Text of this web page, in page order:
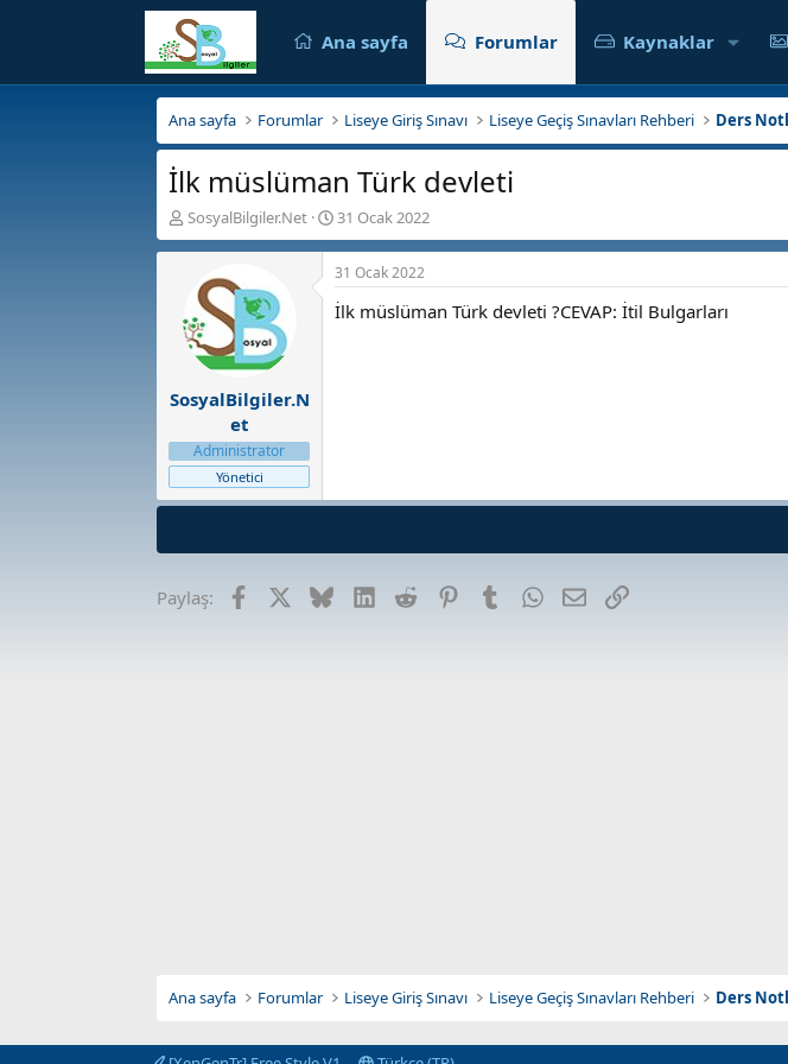
Ana sayfa Forumlar Kaynaklar
Ana sayfa Forumlar Liseye Giriş Sınavı Liseye Geçiş Sınavları Rehberi Ders
İlk müslüman Türk devleti
K
o
n
y
u
ş
a
t
a
SosyalBilgiler.Net
B
a
ş
l
a
n
31 Ocak 2022
SosyalBilgiler.N
et
Administrator
Yönetici
31 Ocak 2022
İlk müslüman Türk devleti ?CEVAP: İtil Bulgarları
Paylaş: Facebook BlueskyLinkedIn
Reddit PinterestTumblrWhatsApp
E-postaLink
Ana sayfa Forumlar Liseye Giriş Sınavı Liseye Geçiş Sınavları Rehberi Ders